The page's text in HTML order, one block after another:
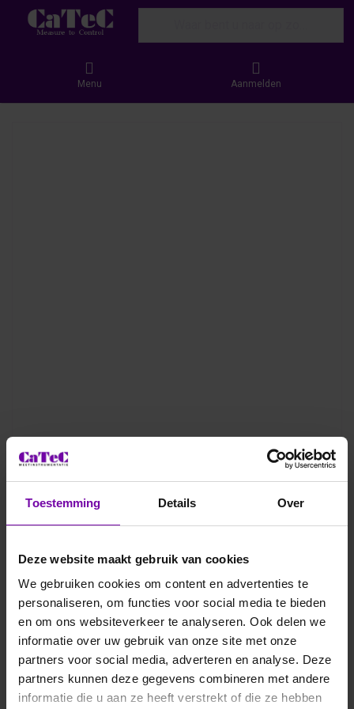
Toestemming Details Over
Deze website maakt gebruik van cookies
We gebruiken cookies om content en advertenties te
personaliseren, om functies voor social media te bieden
en om ons websiteverkeer te analyseren. Ook delen we
informatie over uw gebruik van onze site met onze
partners voor social media, adverteren en analyse. Deze
partners kunnen deze gegevens combineren met andere
informatie die u aan ze heeft verstrekt of die ze hebben
Menu Aanmelden